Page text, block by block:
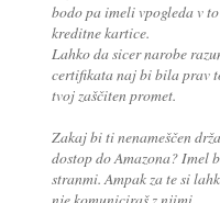
bodo pa imeli vpogleda v
kreditne kartice.
Lahko da sicer narobe
certifikata naj bi bila prav
tvoj zaščiten promet.
Zakaj bi ti nenameščen
dostop do Amazona? Imel
stranmi. Ampak za te si